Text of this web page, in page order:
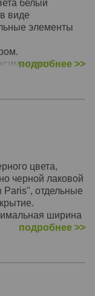
белый
виде
элементы
стержни для
шариковых
подробнее >>
цвета,
черной лаковой
Paris", отдельные
ширина
стержни для
шариковых
подробнее >>